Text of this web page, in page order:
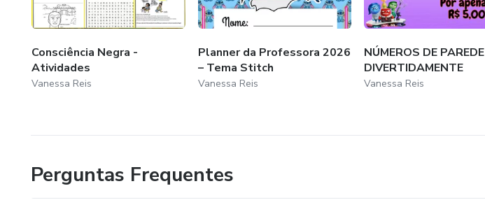
Consciência Negra -
Atividades
Vanessa Reis
Planner da Professora 2026
– Tema Stitch
Vanessa Reis
NÚMEROS DE PAREDE
DIVERTIDAMENTE
Vanessa Reis
Perguntas Frequentes